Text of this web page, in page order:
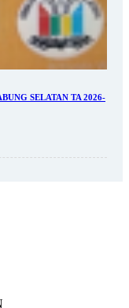
SELATAN TA 2026-